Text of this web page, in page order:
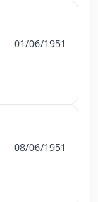
01/06/1951
08/06/1951